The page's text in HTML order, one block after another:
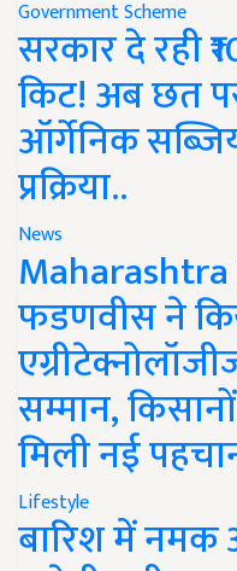
Government Scheme
सरकार दे रही
किट! अब छत
ऑर्गेनिक
प्रक्रिया..
News
Maharashtra
फडणवीस ने
सम्मान,
मिली नई
Lifestyle
बारिश में नमक